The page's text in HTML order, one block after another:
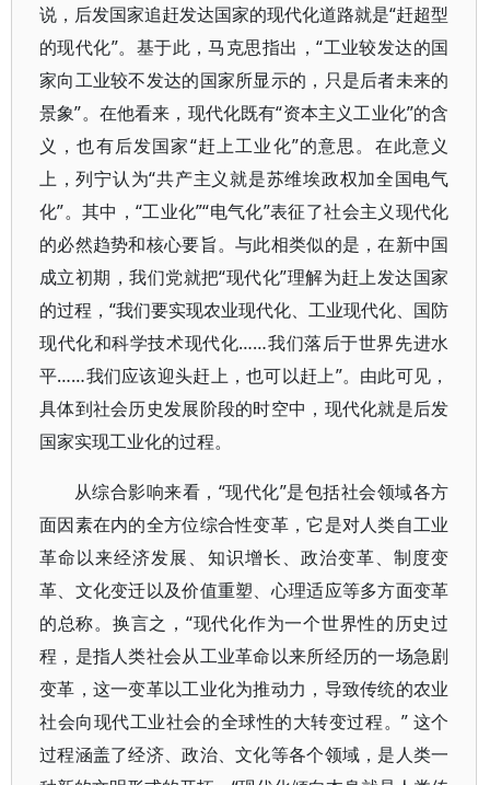
说，后发国家追赶发达国家的现代化道路就是“赶超型
的现代化”。基于此，马克思指出，“工业较发达的国
家向工业较不发达的国家所显示的，只是后者未来的
景象”。在他看来，现代化既有“资本主义工业化”的含
义，也有后发国家“赶上工业化”的意思。在此意义
上，列宁认为“共产主义就是苏维埃政权加全国电气
化”。其中，“工业化”“电气化”表征了社会主义现代化
的必然趋势和核心要旨。与此相类似的是，在新中国
成立初期，我们党就把“现代化”理解为赶上发达国家
的过程，“我们要实现农业现代化、工业现代化、国防
现代化和科学技术现代化……我们落后于世界先进水
平……我们应该迎头赶上，也可以赶上”。由此可见，
具体到社会历史发展阶段的时空中，现代化就是后发
国家实现工业化的过程。
从综合影响来看，“现代化”是包括社会领域各方
面因素在内的全方位综合性变革，它是对人类自工业
革命以来经济发展、知识增长、政治变革、制度变
革、文化变迁以及价值重塑、心理适应等多方面变革
的总称。换言之，“现代化作为一个世界性的历史过
程，是指人类社会从工业革命以来所经历的一场急剧
变革，这一变革以工业化为推动力，导致传统的农业
社会向现代工业社会的全球性的大转变过程。” 这个
过程涵盖了经济、政治、文化等各个领域，是人类一